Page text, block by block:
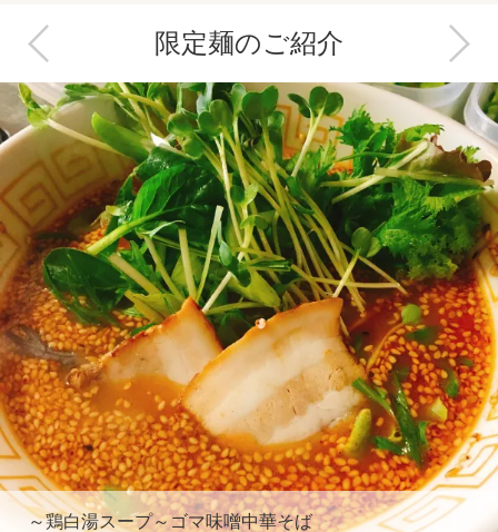
限定麺のご紹介
～鶏白湯スープ～ゴマ味噌中華そば
Next